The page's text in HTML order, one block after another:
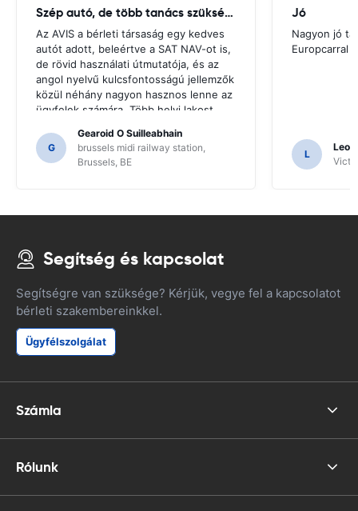
Szép autó, de több tanács szükséges
Az AVIS a bérleti társaság egy kedves
autót adott, beleértve a SAT NAV-ot is,
de rövid használati útmutatója, és az
angol nyelvű kulcsfontosságú jellemzők
közül néhány nagyon hasznos lenne az
ügyfelek számára. Több helyi lakost
erre a következtetésre jutottunk a SAT
NAV funkcióinak.
G
Gearoid O Suilleabhain
brussels midi railway station,
Brussels, BE
Jó
Nagyon jó
Europcarral
L
Segítség és kapcsolat
Segítségre van szüksége? Kérjük, vegye fel a kapcsolatot
bérleti szakembereinkkel.
Ügyfélszolgálat
Számla
Rólunk